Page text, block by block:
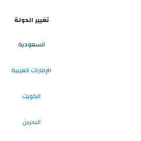
تغيير الدولة
السعودية
الإمارات العربية
الكويت
البحرين